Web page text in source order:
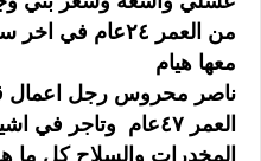
من العمر ٢٤عام
معها هيام
ناصر محروس رجل اعمال
العمر ٤٧عام وتاجر
المخدرات والسلاح كل ما